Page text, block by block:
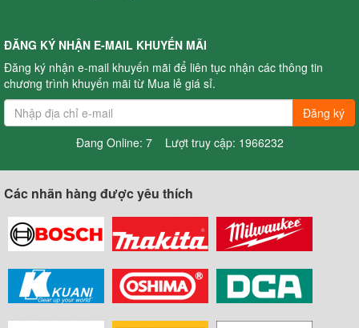
ĐĂNG KÝ NHẬN E-MAIL KHUYẾN MÃI
Đăng ký nhận e-mail khuyến mãi để liên tục nhận các thông tin
chương trình khuyến mãi từ Mua lẻ giá sỉ.
Đăng ký
Đang Online: 7 Lượt truy cập: 1966232
Các nhãn hàng được yêu thích